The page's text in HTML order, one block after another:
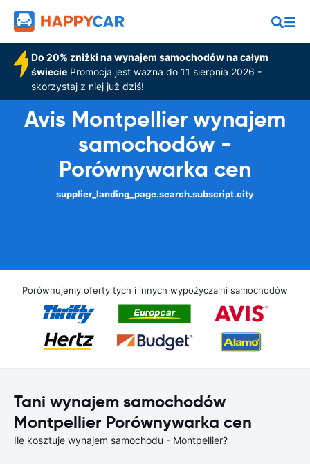
Do 20% zniżki na wynajem samochodów na całym
świeciePromocja jest ważna do 11 sierpnia 2026 -
skorzystaj z niej już dziś!
Avis Montpellier wynajem
samochodów -
Porównywarka cen
supplier_landing_page.search.subscript.city
Porównujemy oferty tych i innych wypożyczalni samochodów
Tani wynajem samochodów
Montpellier Porównywarka cen
Ile kosztuje wynajem samochodu - Montpellier?